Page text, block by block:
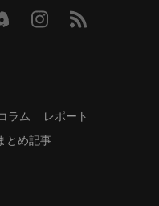
ラム
レポート
とめ記事